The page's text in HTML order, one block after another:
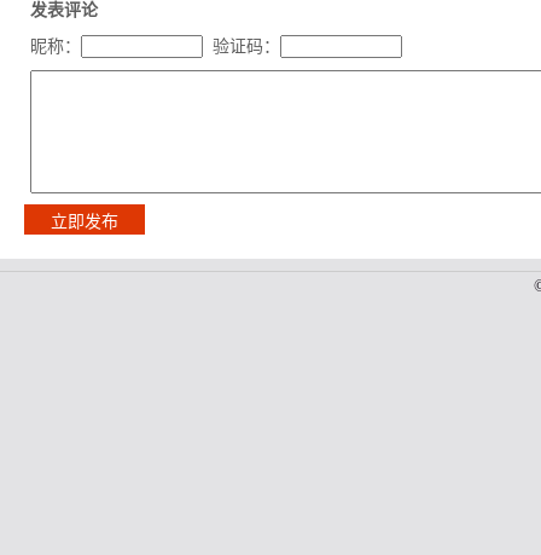
发表评论
昵称：
验证码：